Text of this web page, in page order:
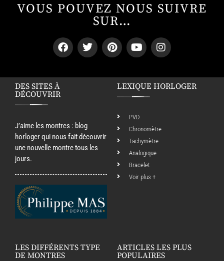
VOUS POUVEZ NOUS SUIVRE
SUR…
DES SITES À
DÉCOUVRIR
J’aime les montres : blog
horloger qui nous fait découvrir
une nouvelle montre tous les
jours.
LEXIQUE HORLOGER
PVD
Chronomètre
Tachymètre
Analogique
Bracelet
Voir plus +
LES DIFFÉRENTS TYPE
DE MONTRES
ARTICLES LES PLUS
POPULAIRES